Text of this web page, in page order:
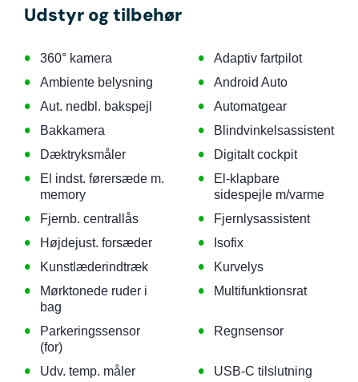
Udstyr og tilbehør
• 360° kamera • Adaptiv fartpilot
• Ambiente belysning • Android Auto
• Aut. nedbl. bakspejl • Automatgear
• Bakkamera • Blindvinkelsassistent
• Dæktryksmåler • Digitalt cockpit
•
El indst. førersæde m.
memory
•
El-klapbare
sidespejle m/varme
• Fjernb. centrallås • Fjernlysassistent
• Højdejust. forsæder • Isofix
• Kunstlæderindtræk • Kurvelys
•
Mørktonede ruder i
bag
• Multifunktionsrat
•
Parkeringssensor
(for)
• Regnsensor
• Udv. temp. måler • USB-C tilslutning